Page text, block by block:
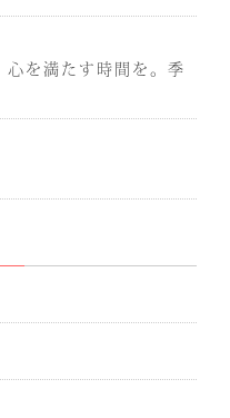
心を満たす時間を。季